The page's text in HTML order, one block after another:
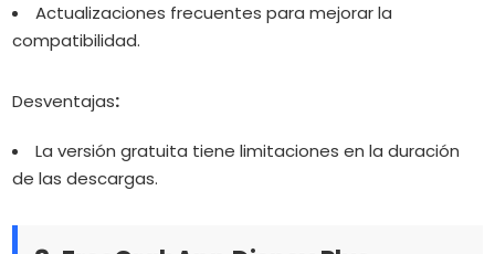
Actualizaciones frecuentes para mejorar la
compatibilidad.
Desventajas:
La versión gratuita tiene limitaciones en la duración
de las descargas.